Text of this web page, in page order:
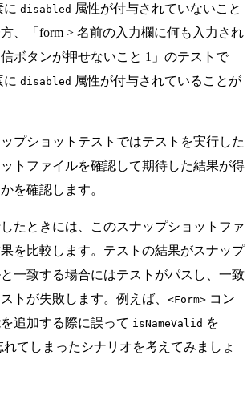
に disabled 属性が付与されていないこと
、「form > 名前の入力欄に何も入力され
ボタンが押せないこと 1」のテストで
に disabled 属性が付与されていることが
プショットテストではテストを実行した
トファイルを確認して期待した結果が得
を確認します。
たときには、このスナップショットファ
を比較します。テストの結果がスナップ
一致する場合にはテストがパスし、一致
トが失敗します。例えば、 <Form> コン
追加する際に誤って isNameValid を
れてしまったシナリオを考えてみましょ